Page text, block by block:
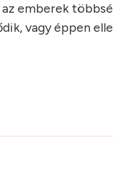
az emberek
vagy éppen